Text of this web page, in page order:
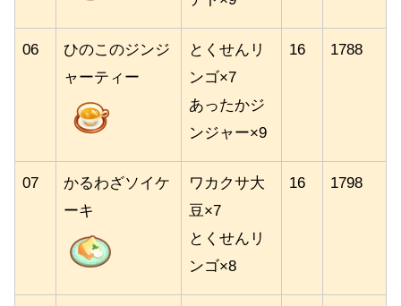
06
ひのこのジンジ
ャーティー
とくせんリ
ンゴ×7
あったかジ
ンジャー×9
16 1788
07
かるわざソイケ
ーキ
ワカクサ大
豆×7
とくせんリ
ンゴ×8
16 1798